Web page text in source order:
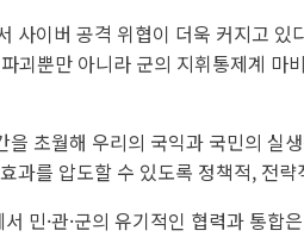
사이버 공격 위협이 더욱 커지고
괴뿐만 아니라 군의 지휘통제계
을 초월해 우리의 국익과 국민의
과를 압도할 수 있도록 정책적, 전
민·관·군의 유기적인 협력과 통